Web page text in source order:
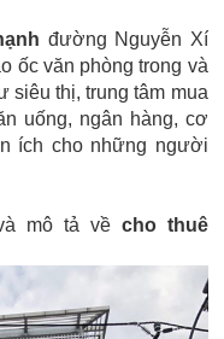
đường Nguyễn Xí
ốc văn phòng trong và
siêu thị, trung tâm mua
uống, ngân hàng, cơ
ích cho những người
mô tả về cho thuê